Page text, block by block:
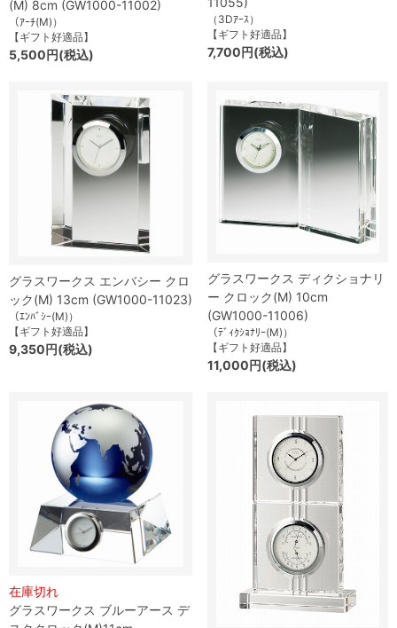
(M) 8cm (GW1000-11002)
（ｱｰﾁ(M)）
【ギフト好適品】
5,500円(税込)
（3Dｱｰｽ）
【ギフト好適品】
7,700円(税込)
グラスワークス エンバシー クロ
ック(M) 13cm (GW1000-11023)
（ｴﾝﾊﾞｼｰ(M)）
【ギフト好適品】
9,350円(税込)
グラスワークス ディクショナリ
ー クロック(M) 10cm
(GW1000-11006)
（ﾃﾞｨｸｼｮﾅﾘｰ(M)）
【ギフト好適品】
11,000円(税込)
在庫切れ
グラスワークス ブルーアース デ